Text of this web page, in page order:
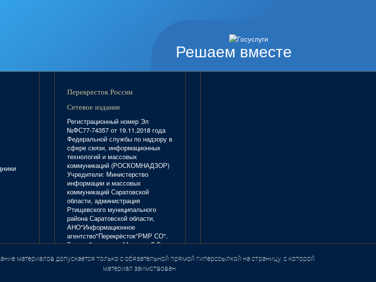
Решаем вместе
Перекресток России
Сетевое издание
Регистрационный номер Эл
№ФС77-74357 от 19.11.2018 года
Федеральной службы по надзору в
сфере связи, информационных
технологий и массовых
коммуникаций (РОСКОМНАДЗОР)
Учредители: Министерство
информации и массовых
коммуникаций Саратовской
области, администрация
Ртищевского муниципального
района Саратовской области,
АНО"Информационное
агентство"Перекрёсток"РМР СО".
Главный редактор Маркова Л.В.
Тел. 8(84540)4-20-72; отдел
рекламы - 4-29-10.
материалов допускается только с обязательной прямой гиперссылкой на страницу, с которой
материал заимствован.